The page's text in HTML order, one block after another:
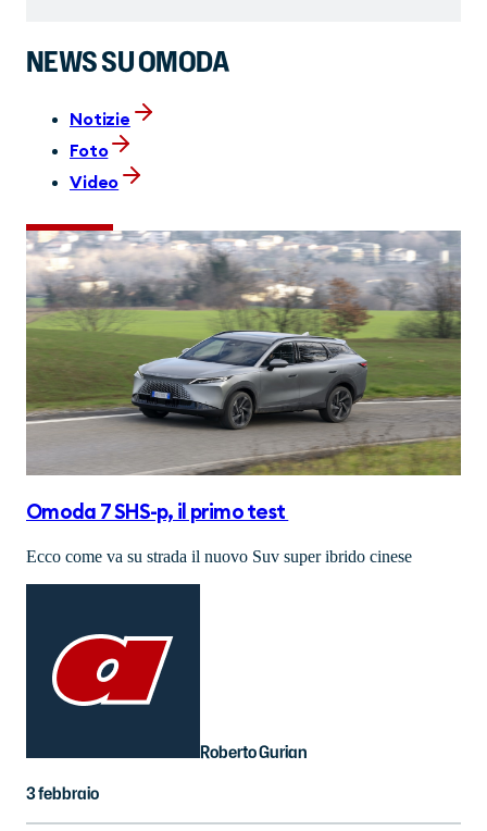
NEWS SU OMODA
Notizie
Foto
Video
Omoda 7 SHS-p, il primo test
Ecco come va su strada il nuovo Suv super ibrido cinese
Roberto Gurian
3 febbraio